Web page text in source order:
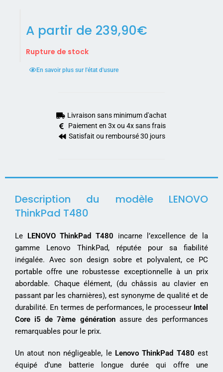
A partir de 239,90€
Rupture de stock
En savoir plus sur l'état d'usure
Livraison sans minimum d'achat
Paiement en 3x ou 4x sans frais
Satisfait ou remboursé 30 jours
Description du modèle LENOVO
ThinkPad T480
Le LENOVO ThinkPad T480 incarne l’excellence de la
gamme Lenovo ThinkPad, réputée pour sa fiabilité
inégalée. Avec son design sobre et polyvalent, ce PC
portable offre une robustesse exceptionnelle à un prix
abordable. Chaque élément, (du châssis au clavier en
passant par les charnières), est synonyme de qualité et de
durabilité. En termes de performances, le processeurIntel
Core i5 de 7ème générationassure des performances
remarquables pour le prix.
Un atout non négligeable, le Lenovo ThinkPad T480 est
équipé d’une batterie longue durée qui offre une